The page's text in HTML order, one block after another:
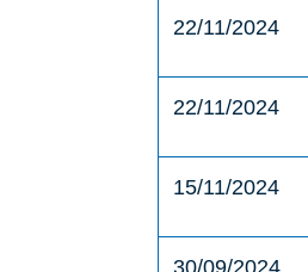
22/11/2024
22/11/2024
15/11/2024
30/09/2024